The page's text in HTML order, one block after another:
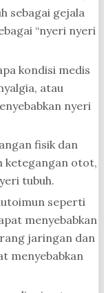
sebagai gejala
“nyeri nyeri
kondisi medis
atau
nyeri
fisik dan
ketegangan otot,
tubuh.
seperti
menyebabkan
jaringan dan
menyebabkan